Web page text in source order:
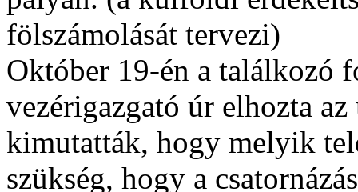
fölszámolását tervezi)
Október 19-én a találkozó
vezérigazgató úr elhozta
kimutatták, hogy melyik
szükség, hogy a